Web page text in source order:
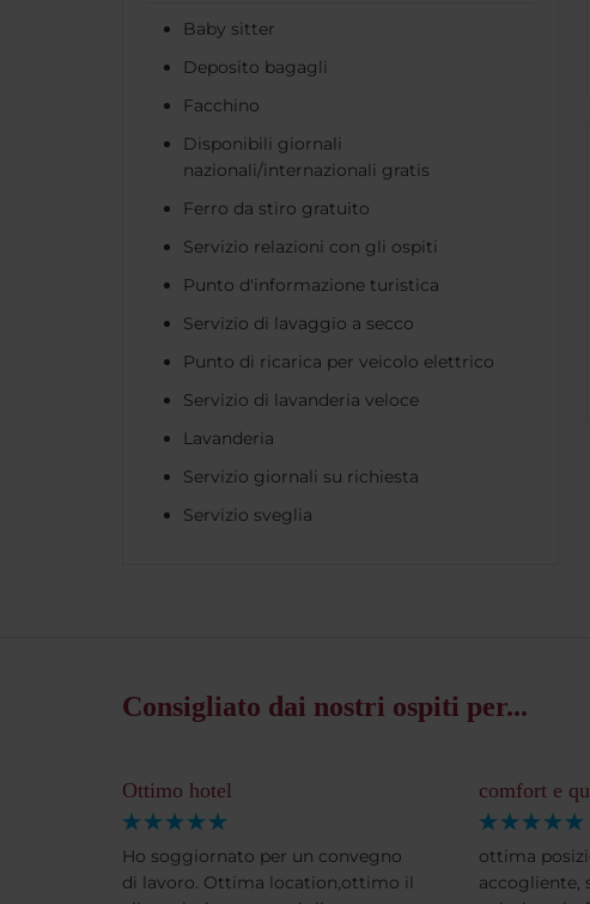
Baby sitter
Deposito bagagli
Facchino
Disponibili giornali
nazionali/internazionali gratis
Ferro da stiro gratuito
Servizio relazioni con gli ospiti
Punto d'informazione turistica
Servizio di lavaggio a secco
Punto di ricarica per veicolo elettrico
Servizio di lavanderia veloce
Lavanderia
Servizio giornali su richiesta
Servizio sveglia
Consigliato dai nostri ospiti per...
Ottimo hotel
Ho soggiornato per un convegno
di lavoro. Ottima location,ottimo il
comfort e
ottima
accogliente,